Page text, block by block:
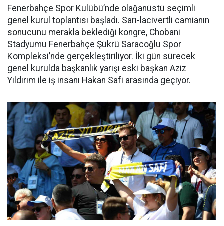
Fenerbahçe Spor Kulübü’nde olağanüstü seçimli
genel kurul toplantısı başladı. Sarı-lacivertli camianın
sonucunu merakla beklediği kongre, Chobani
Stadyumu Fenerbahçe Şükrü Saracoğlu Spor
Kompleksi’nde gerçekleştiriliyor. İki gün sürecek
genel kurulda başkanlık yarışı eski başkan Aziz
Yıldırım ile iş insanı Hakan Safi arasında geçiyor.